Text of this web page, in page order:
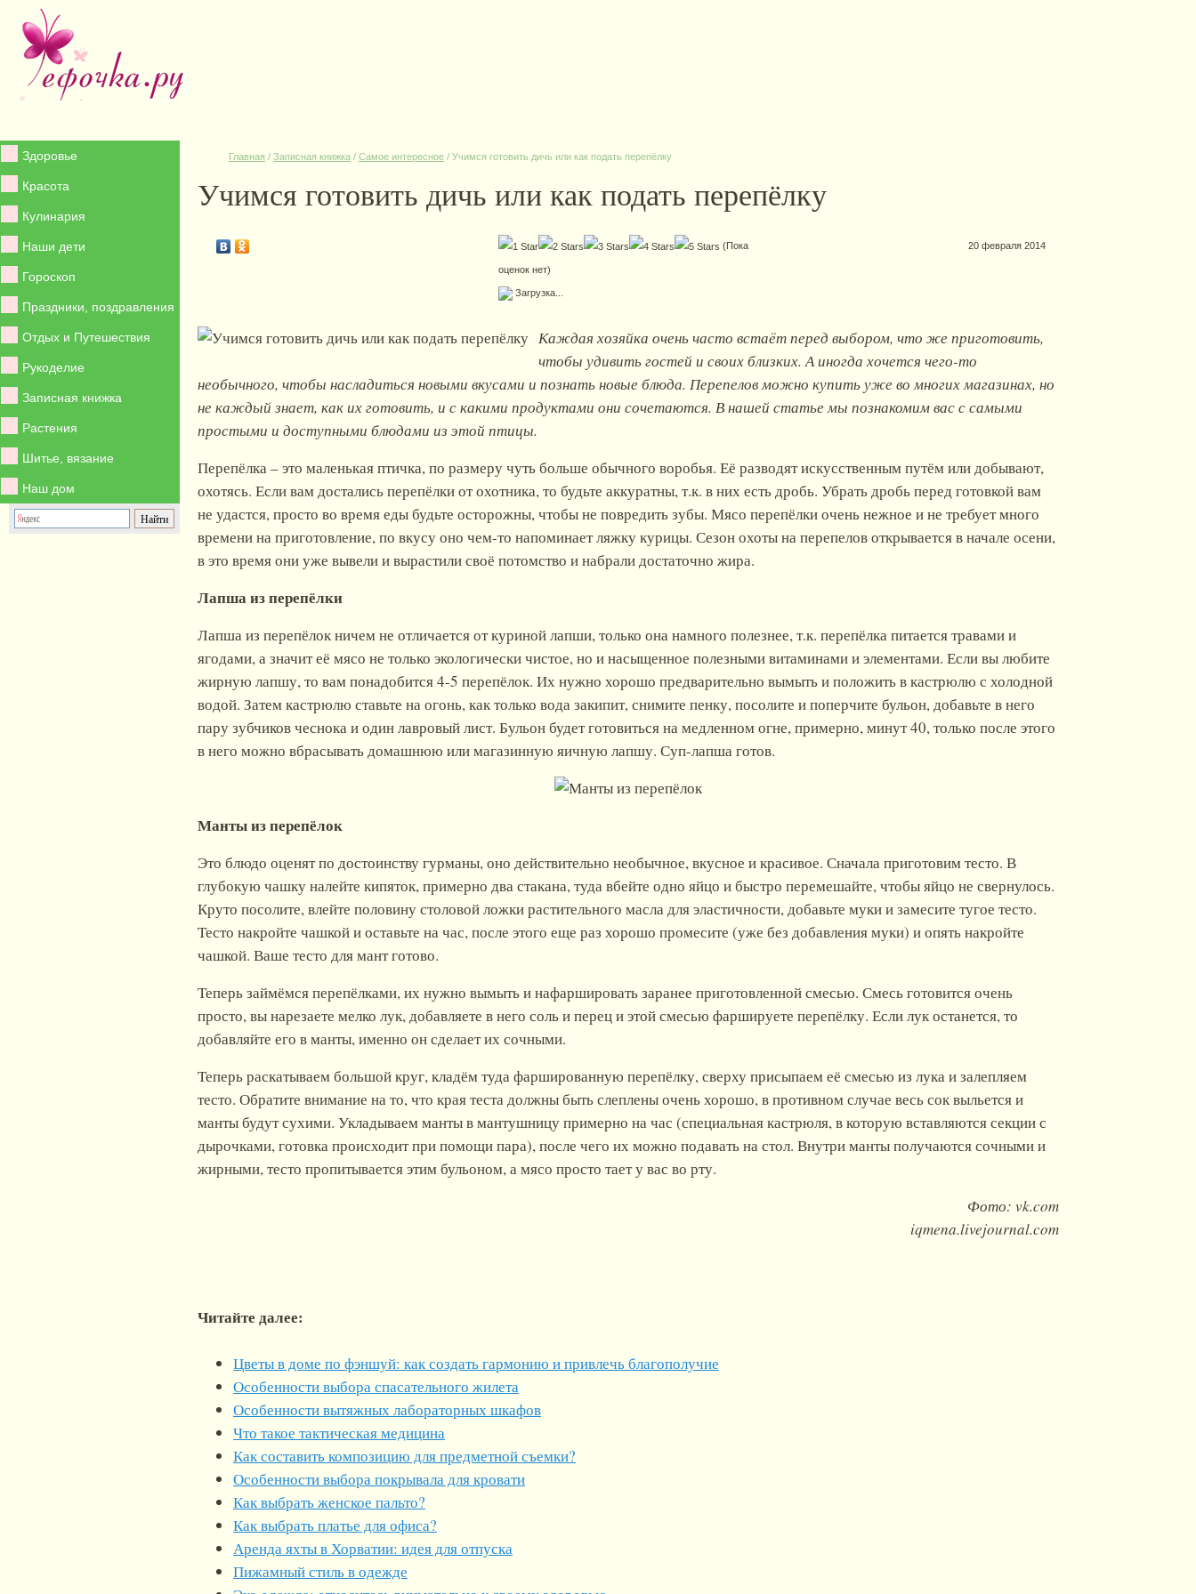
Здоровье
Красота
Кулинария
Наши дети
Гороскоп
Праздники, поздравления
Отдых и Путешествия
Рукоделие
Записная книжка
Растения
Шитье, вязание
Наш дом
Главная / Записная книжка / Самое интересное / Учимся готовить дичь или как подать перепёлку
Учимся готовить дичь или как подать перепёлку
(Пока
оценок нет)
Загрузка...
20 февраля 2014
Каждая хозяйка очень часто встаёт перед выбором, что же приготовить,
чтобы удивить гостей и своих близких. А иногда хочется чего-то
необычного, чтобы насладиться новыми вкусами и познать новые блюда. Перепелов можно купить уже во многих магазинах, но
не каждый знает, как их готовить, и с какими продуктами они сочетаются. В нашей статье мы познакомим вас с самыми
простыми и доступными блюдами из этой птицы.
Перепёлка – это маленькая птичка, по размеру чуть больше обычного воробья. Её разводят искусственным путём или добывают,
охотясь. Если вам достались перепёлки от охотника, то будьте аккуратны, т.к. в них есть дробь. Убрать дробь перед готовкой вам
не удастся, просто во время еды будьте осторожны, чтобы не повредить зубы. Мясо перепёлки очень нежное и не требует много
времени на приготовление, по вкусу оно чем-то напоминает ляжку курицы. Сезон охоты на перепелов открывается в начале осени,
в это время они уже вывели и вырастили своё потомство и набрали достаточно жира.
Лапша из перепёлки
Лапша из перепёлок ничем не отличается от куриной лапши, только она намного полезнее, т.к. перепёлка питается травами и
ягодами, а значит её мясо не только экологически чистое, но и насыщенное полезными витаминами и элементами. Если вы любите
жирную лапшу, то вам понадобится 4-5 перепёлок. Их нужно хорошо предварительно вымыть и положить в кастрюлю с холодной
водой. Затем кастрюлю ставьте на огонь, как только вода закипит, снимите пенку, посолите и поперчите бульон, добавьте в него
пару зубчиков чеснока и один лавровый лист. Бульон будет готовиться на медленном огне, примерно, минут 40, только после этого
в него можно вбрасывать домашнюю или магазинную яичную лапшу. Суп-лапша готов.
Манты из перепёлок
Это блюдо оценят по достоинству гурманы, оно действительно необычное, вкусное и красивое. Сначала приготовим тесто. В
глубокую чашку налейте кипяток, примерно два стакана, туда вбейте одно яйцо и быстро перемешайте, чтобы яйцо не свернулось.
Круто посолите, влейте половину столовой ложки растительного масла для эластичности, добавьте муки и замесите тугое тесто.
Тесто накройте чашкой и оставьте на час, после этого еще раз хорошо промесите (уже без добавления муки) и опять накройте
чашкой. Ваше тесто для мант готово.
Теперь займёмся перепёлками, их нужно вымыть и нафаршировать заранее приготовленной смесью. Смесь готовится очень
просто, вы нарезаете мелко лук, добавляете в него соль и перец и этой смесью фаршируете перепёлку. Если лук останется, то
добавляйте его в манты, именно он сделает их сочными.
Теперь раскатываем большой круг, кладём туда фаршированную перепёлку, сверху присыпаем её смесью из лука и залепляем
тесто. Обратите внимание на то, что края теста должны быть слеплены очень хорошо, в противном случае весь сок выльется и
манты будут сухими. Укладываем манты в мантушницу примерно на час (специальная кастрюля, в которую вставляются секции с
дырочками, готовка происходит при помощи пара), после чего их можно подавать на стол. Внутри манты получаются сочными и
жирными, тесто пропитывается этим бульоном, а мясо просто тает у вас во рту.
Фото: vk.com
iqmena.livejournal.com
Читайте далее:
Цветы в доме по фэншуй: как создать гармонию и привлечь благополучие
Особенности выбора спасательного жилета
Особенности вытяжных лабораторных шкафов
Что такое тактическая медицина
Как составить композицию для предметной съемки?
Особенности выбора покрывала для кровати
Как выбрать женское пальто?
Как выбрать платье для офиса?
Аренда яхты в Хорватии: идея для отпуска
Пижамный стиль в одежде